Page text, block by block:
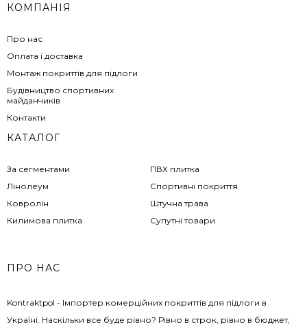
КОМПАНІЯ
Про нас
Оплата і доставка
Монтаж покриттів для підлоги
Будівництво спортивних
майданчиків
Контакти
КАТАЛОГ
За сегментами
Лінолеум
Ковролін
Килимова плитка
ПВХ плитка
Спортивні покриття
Штучна трава
Супутні товари
ПРО НАС
Kontraktpol - Імпортер комерційних покриттів для підлоги в
Україні. Наскільки все буде рівно? Рівно в строк, рівно в бюджет,